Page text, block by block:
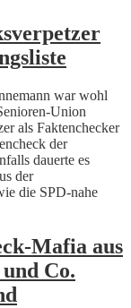
war wohl
Union
als Faktenchecker
der
dauerte es
der
die SPD-nahe
Mafia aus
Co.